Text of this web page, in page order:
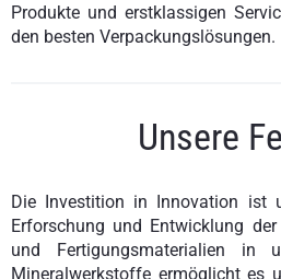
Produkte und erstklassigen
den besten Verpackungslösungen.
Unsere
Die Investition in Innovation ist
Erforschung und Entwicklung
und Fertigungsmaterialien in
Mineralwerkstoffe ermöglicht es